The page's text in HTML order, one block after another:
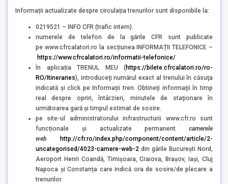
Informații actualizate despre circulația trenurilor sunt disponibile la:
0219521 – INFO CFR (trafic intern).
numerele de telefon de la gările CFR sunt publicate
pe www.cfrcalatori.ro la secțiunea INFORMAȚII TELEFONICE –
https://www.cfrcalatori.ro/informatii-telefonice/
în aplicația TRENUL MEU (https://bilete.cfrcalatori.ro/ro-
RO/Itineraries), introduceţi numărul exact al trenului în căsuţa
indicată şi click pe Informații tren. Obtineţi informaţii în timp
real despre opriri, întârzieri, minutele de staţionare în
următoarea gară şi timpul estimat de sosire.
pe site-ul administratorului infrastructurii www.cfr.ro sunt
funcționale și actualizate permanent camerele
web
http://cfr.ro/index.php/component/content/article/2-
uncategorised/4023-camere-web-2 din gările București Nord,
Aeroport Henri Coandă, Timișoara, Craiova, Brașov, Iași, Cluj
Napoca și Constanța care indică ora de sosire/de plecare a
trenurilor.